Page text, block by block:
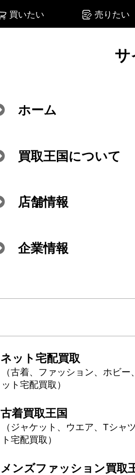
買いたい 売りたい
サ
ホーム
買取王国について
店舗情報
企業情報
ネット宅配買取
古着、ファッション、ホビー
ット宅配買取
古着買取王国
ジャケット、ウエア、Tシャ
ト宅配買取
メンズファッション買取